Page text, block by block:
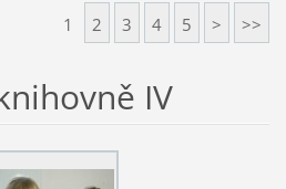
1 2 3 4 5 > >>
IV